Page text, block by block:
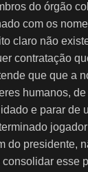
do órgão
com os
claro não
contratação
que que a
humanos,
e parar de
do presidente,
esse